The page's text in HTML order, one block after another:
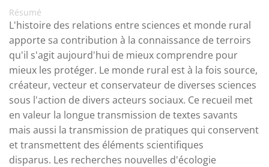
Résumé
L'histoire des relations entre sciences et monde rural
apporte sa contribution à la connaissance de terroirs
qu'il s'agit aujourd'hui de mieux comprendre pour
mieux les protéger. Le monde rural est à la fois source,
créateur, vecteur et conservateur de diverses sciences
sous l'action de divers acteurs sociaux. Ce recueil met
en valeur la longue transmission de textes savants
mais aussi la transmission de pratiques qui conservent
et transmettent des éléments scientifiques
disparus. Les recherches nouvelles d'écologie